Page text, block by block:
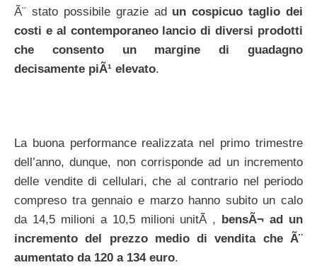
Ã¨ stato possibile grazie ad un cospicuo taglio dei
costi e al contemporaneo lancio di diversi prodotti
che consento un margine di guadagno
decisamente piÃ¹ elevato.
La buona performance realizzata nel primo trimestre
dell’anno, dunque, non corrisponde ad un incremento
delle vendite di cellulari, che al contrario nel periodo
compreso tra gennaio e marzo hanno subito un calo
da 14,5 milioni a 10,5 milioni unitÃ , bensÃ¬ ad un
incremento del prezzo medio di vendita che Ã¨
aumentato da 120 a 134 euro.